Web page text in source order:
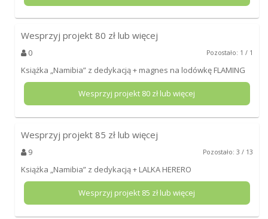
Wesprzyj projekt 80 zł lub więcej
0 Pozostało: 1 / 1
Książka „Namibia” z dedykacją + magnes na lodówkę FLAMING
Wesprzyj projekt 80 zł lub więcej
Wesprzyj projekt 85 zł lub więcej
9 Pozostało: 3 / 13
Książka „Namibia” z dedykacją + LALKA HERERO
Wesprzyj projekt 85 zł lub więcej